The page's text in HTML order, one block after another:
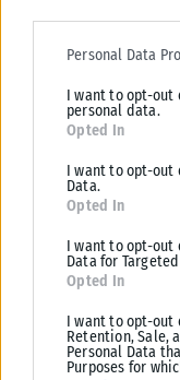
Please note that this
services and may
deny consent to
for below specified
Personal Data
I want to opt-out
personal data.
Opted In
I want to opt-out
Data.
Opted In
I want to opt-out
Data for
Opted In
I want to opt-out
Retention, Sale,
Personal Data
Purposes for
είναι τελείως
σημαντικά και,
η διεθνής θέση της
Τέλος, αναφερόμενη
παρέθεσε τα
δείγματα του
25ετίας στη
νέες θέσεις».
«Όλα αυτά συνθέτουν